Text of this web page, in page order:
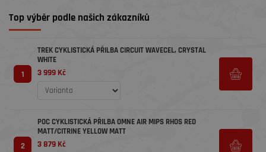
Top výběr podle našich zákazníků
1
TREK CYKLISTICKÁ PŘILBA CIRCUIT WAVECEL, CRYSTAL
WHITE
3 999 Kč
2
POC CYKLISTICKÁ PŘILBA OMNE AIR MIPS RHOS RED
MATT/CITRINE YELLOW MATT
3 879 Kč